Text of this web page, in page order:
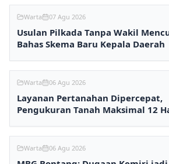
Warta 07 Agu 2026
Usulan Pilkada Tanpa Wakil
Bahas Skema Baru Kepala Daerah
Warta 06 Agu 2026
Layanan Pertanahan Dipercepat,
Pengukuran Tanah Maksimal 12
Warta 06 Agu 2026